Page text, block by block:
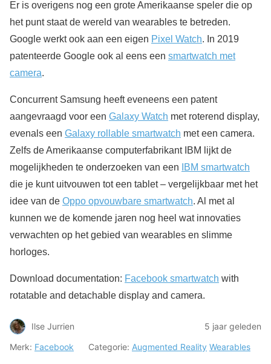
Er is overigens nog een grote Amerikaanse speler die op
het punt staat de wereld van wearables te betreden.
Google werkt ook aan een eigen Pixel Watch. In 2019
patenteerde Google ook al eens een smartwatch met
camera.
Concurrent Samsung heeft eveneens een patent
aangevraagd voor een Galaxy Watch met roterend display,
evenals een Galaxy rollable smartwatch met een camera.
Zelfs de Amerikaanse computerfabrikant IBM lijkt de
mogelijkheden te onderzoeken van een
IBM smartwatch
die je kunt uitvouwen tot een tablet – vergelijkbaar met het
idee van de Oppo opvouwbare smartwatch. Al met al
kunnen we de komende jaren nog heel wat innovaties
verwachten op het gebied van wearables en slimme
horloges.
Download documentation: Facebook smartwatch with
rotatable and detachable display and camera.
Ilse Jurrien
5 jaar geleden
Merk: Facebook Categorie: Augmented Reality Wearables